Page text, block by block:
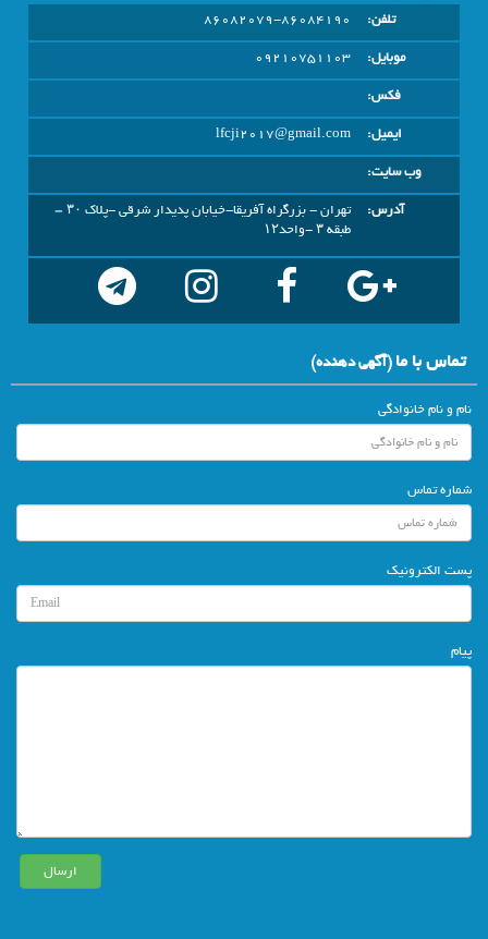
تلفن:
86082079-86084190
موبایل:
09210751103
فکس:
ایمیل:
lfcji2017@gmail.com
وب سایت:
آدرس:
تهران - بزرگراه آفریقا-خیابان پدیدار شرقی -پلاک ۳۰ –
طبقه ۳ -واحد۱۲
تماس با ما(آگهي دهنده)
نام و نام خانوادگی
شماره تماس
پست الکترونیک
پیام